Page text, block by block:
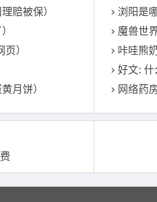
赔被保）
）
月饼）
浏阳是
魔兽世
咔哇熊
好文:
网络药